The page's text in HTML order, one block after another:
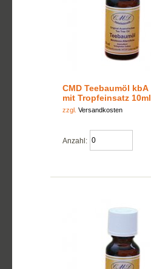
CMD Teebaumöl kbA
mit Tropfeinsatz 10ml
zzgl. Versandkosten
Anzahl: